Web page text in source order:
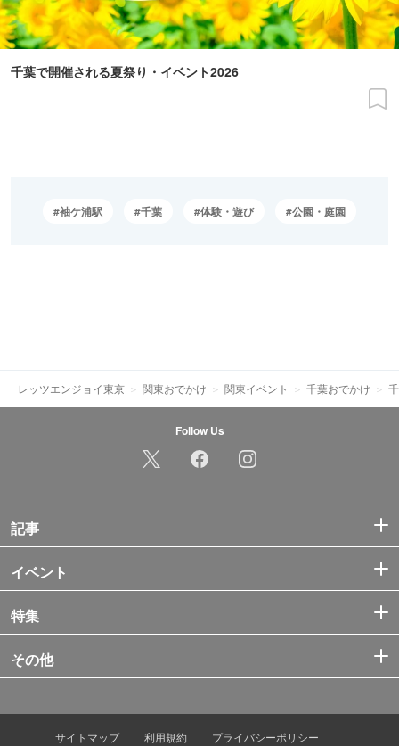
千葉で開催される夏祭り・イベント2026
袖ケ浦駅 千葉 体験・遊び 公園・庭園
レッツエンジョイ東京 関東おでかけ 関東イベント 千葉おでかけ
Follow Us
記事
イベント
特集
その他
サイトマップ 利用規約 プライバシーポリシー